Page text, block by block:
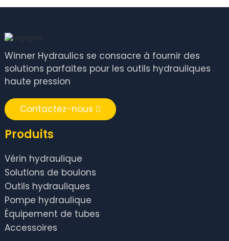
Winner Hydraulics se consacre à fournir des
solutions parfaites pour les outils hydrauliques
haute pression
Contactez-nous
Produits
Vérin hydraulique
Solutions de boulons
Outils hydrauliques
Pompe hydraulique
Équipement de tubes
Accessoires